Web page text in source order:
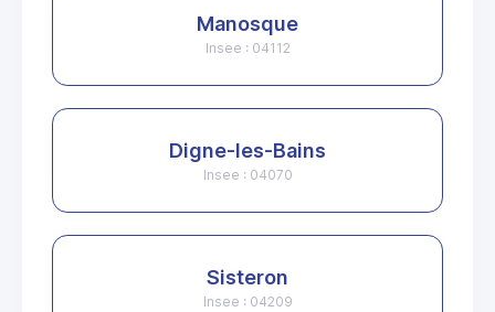
Manosque
Insee : 04112
Digne-les-Bains
Insee : 04070
Sisteron
Insee : 04209